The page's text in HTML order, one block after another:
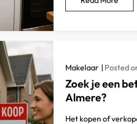
Makelaar Posted
Zoek je een
Almere?
Het kopen of